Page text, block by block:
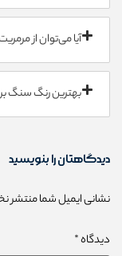
آیا می‌توان از
بهترین رنگ سنگ
دیدگاهتان را بنویسید
نشانی ایمیل شما منتشر
دیدگاه*